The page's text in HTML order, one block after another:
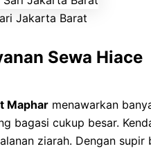
Jakarta Barat
Sewa Hiace
Maphar menawarkan
bagasi cukup besar.
ziarah. Dengan